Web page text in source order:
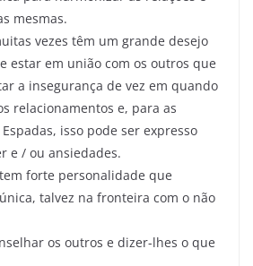
mesmas.
vezes têm um grande desejo
estar em união com os outros que
a insegurança de vez em quando
relacionamentos e, para as
isso pode ser expresso
e / ou ansiedades.
forte personalidade que
talvez na fronteira com o não
os outros e dizer-lhes o que